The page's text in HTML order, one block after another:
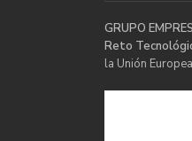
GRUPO
Reto
la Unión